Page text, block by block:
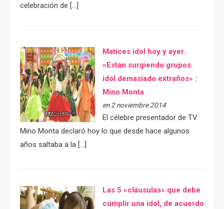
celebración de […]
Matices idol hoy y ayer.
«Están surgiendo grupos
idol demasiado extraños» :
Mino Monta
en 2 noviembre 2014
El célebre presentador de TV
Mino Monta declaró hoy lo que desde hace algunos
años saltaba a la […]
Las 5 «cláusulas» que debe
cumplir una idol, de acuerdo